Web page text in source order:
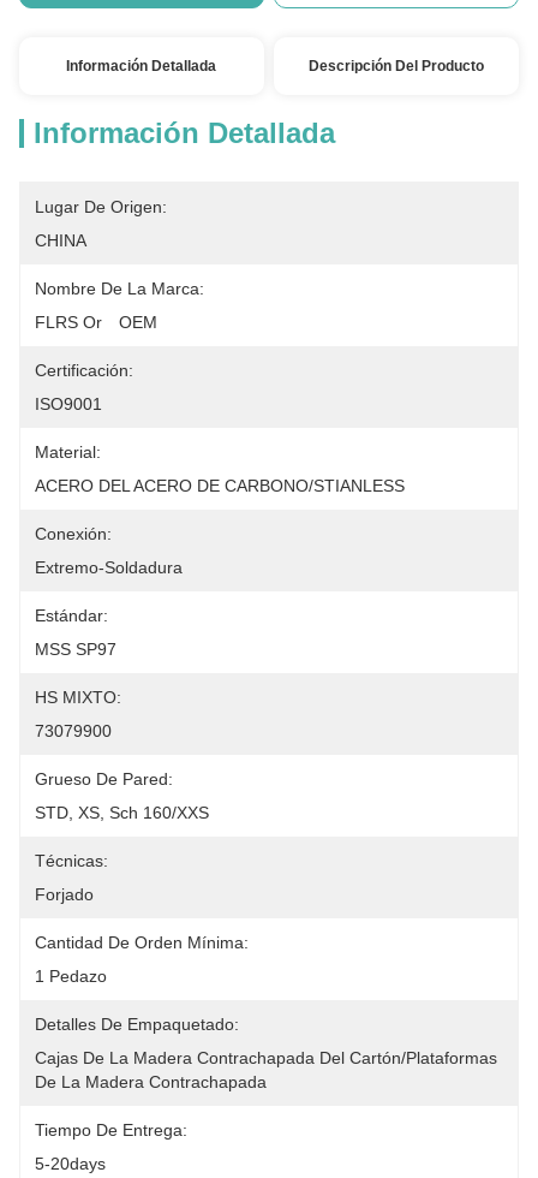
Información Detallada Descripción Del Producto
Información Detallada
Lugar De Origen:
CHINA
Nombre De La Marca:
FLRS Or　OEM
Certificación:
ISO9001
Material:
ACERO DEL ACERO DE CARBONO/STIANLESS
Conexión:
Extremo-Soldadura
Estándar:
MSS SP97
HS MIXTO:
73079900
Grueso De Pared:
STD, XS, Sch 160/XXS
Técnicas:
Forjado
Cantidad De Orden Mínima:
1 Pedazo
Detalles De Empaquetado:
Cajas De La Madera Contrachapada Del Cartón/plataformas
De La Madera Contrachapada
Tiempo De Entrega:
5-20days